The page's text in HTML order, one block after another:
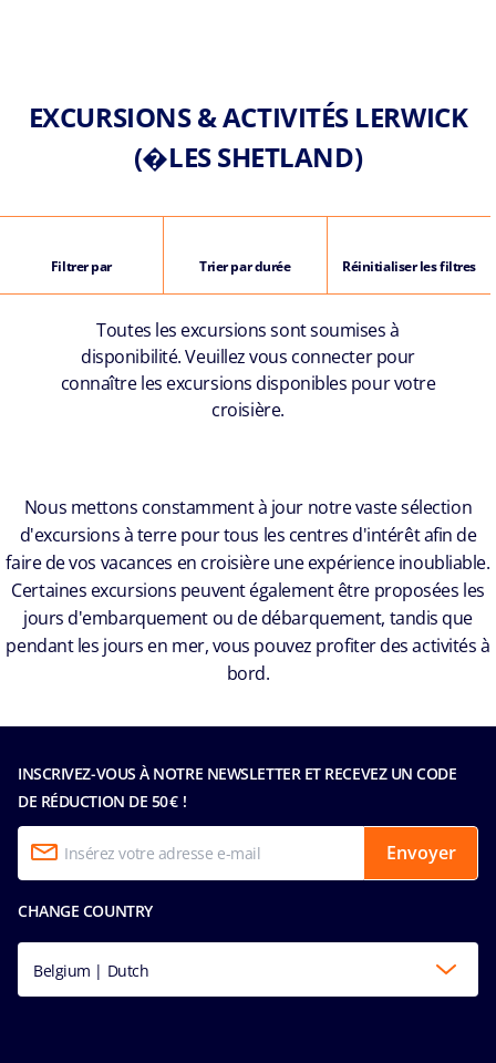
EXCURSIONS & ACTIVITÉS LERWICK
(�LES SHETLAND)
Filtrer par Trier par durée Réinitialiser les filtres
Toutes les excursions sont soumises à
disponibilité. Veuillez vous connecter pour
connaître les excursions disponibles pour votre
croisière.
Nous mettons constamment à jour notre vaste sélection
d'excursions à terre pour tous les centres d'intérêt afin de
faire de vos vacances en croisière une expérience inoubliable.
Certaines excursions peuvent également être proposées les
jours d'embarquement ou de débarquement, tandis que
pendant les jours en mer, vous pouvez profiter des activités à
bord.
INSCRIVEZ-VOUS À NOTRE NEWSLETTER ET RECEVEZ UN CODE
DE RÉDUCTION DE 50 € !
Envoyer
CHANGE COUNTRY
Belgium | Dutch